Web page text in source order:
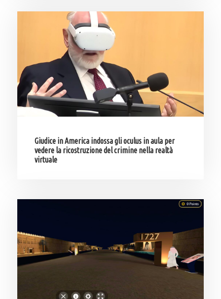
Giudice in America indossa gli oculus in aula per
vedere la ricostruzione del crimine nella realtà
virtuale